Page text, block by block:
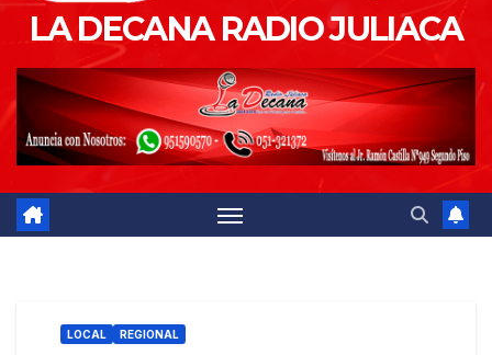
LA DECANA RADIO JULIACA
LOCAL REGIONAL